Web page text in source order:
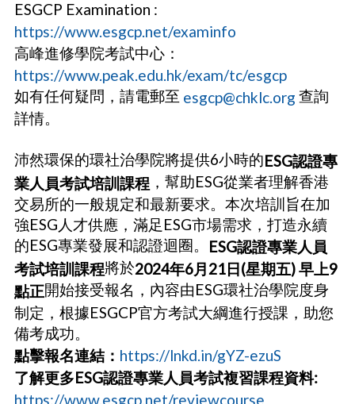
ESGCP Examination :
https://www.esgcp.net/examinfo
高峰進修學院考試中心：
https://www.peak.edu.hk/exam/tc/esgcp
如有任何疑問，請電郵至 esgcp@chklc.org 查詢
詳情。
沛然環保的環社治學院將提供6小時的ESG認證專
業人員考試培訓課程，幫助ESG從業者理解香港
交易所的一般規定和最新要求。本次培訓旨在加
強ESG人才供應，滿足ESG市場需求，打造永續
的ESG專業發展和認證迴圈。 ESG認證專業人員
考試培訓課程將於2024年6月21日(星期五) 早上9
點正開始接受報名，內容由ESG環社治學院度身
制定，根據ESGCP官方考試大綱進行授課，助您
備考成功。
點擊報名連結： https://lnkd.in/gYZ-ezuS
了解更多ESG認證專業人員考試複習課程資料:
https://www.esgcp.net/reviewcourse